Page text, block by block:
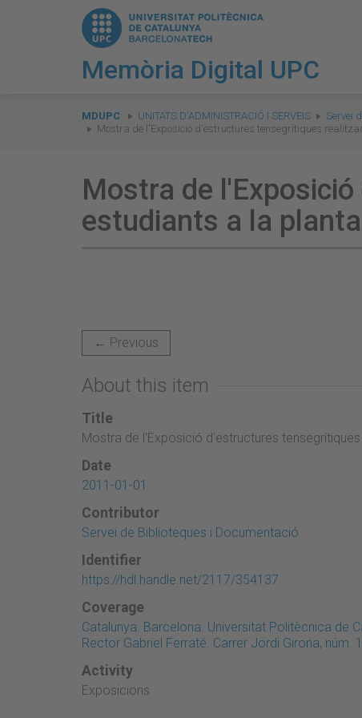
Memòria Digital UPC
are
here:
MDUPC UNITATS D'ADMINISTRACIÓ I SERVEIS Servei
Mostra de l'Exposició d'estructures tensegrítiques
Mostra de
estudiants a la
← Previous
About this item
Title
Mostra de l'Exposició d'estructures
Date
2011-01-01
Contributor
Servei de Biblioteques i Documentació
Identifier
https://hdl.handle.net/2117/354137
Coverage
Catalunya. Barcelona. Universitat Politècnica de
Rector Gabriel Ferraté. Carrer Jordi Girona, núm.
Activity
Exposicions